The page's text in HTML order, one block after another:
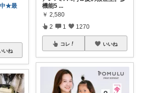
中★最
いね
機能5 ...
￥ 2,580
2 1 1270
コレ いいね